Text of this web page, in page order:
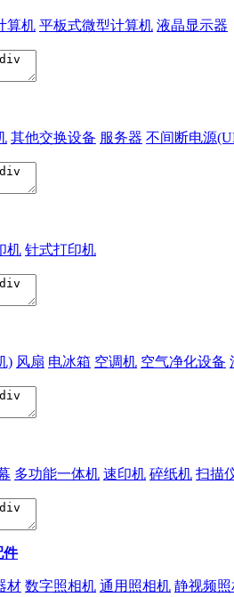
算机 平板式微型计算机 液晶显示器
其他交换设备 服务器 不间断电源
机 针式打印机
) 风扇 电冰箱 空调机 空气净化设备
多功能一体机 速印机 碎纸机 扫描
件
材 数字照相机 通用照相机 静视频